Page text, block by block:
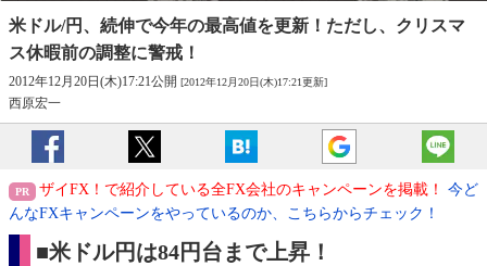
米ドル/円、続伸で今年の最高値を更新！ ただし、クリスマ
ス休暇前の調整に警戒！
2012年12月20日(木)17:21公開 [2012年12月20日(木)17:21更新]
西原宏一
ザイFX！で紹介している全FX会社のキャンペーンを掲載！
今ど
んなFXキャンペーンをやっているのか、こちらからチェック！
■米ドル円は84円台まで上昇！